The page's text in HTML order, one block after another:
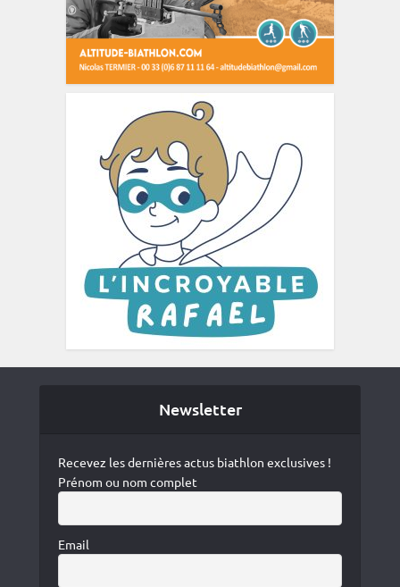
Newsletter
Recevez les dernières actus biathlon exclusives !
Prénom ou nom complet
Email